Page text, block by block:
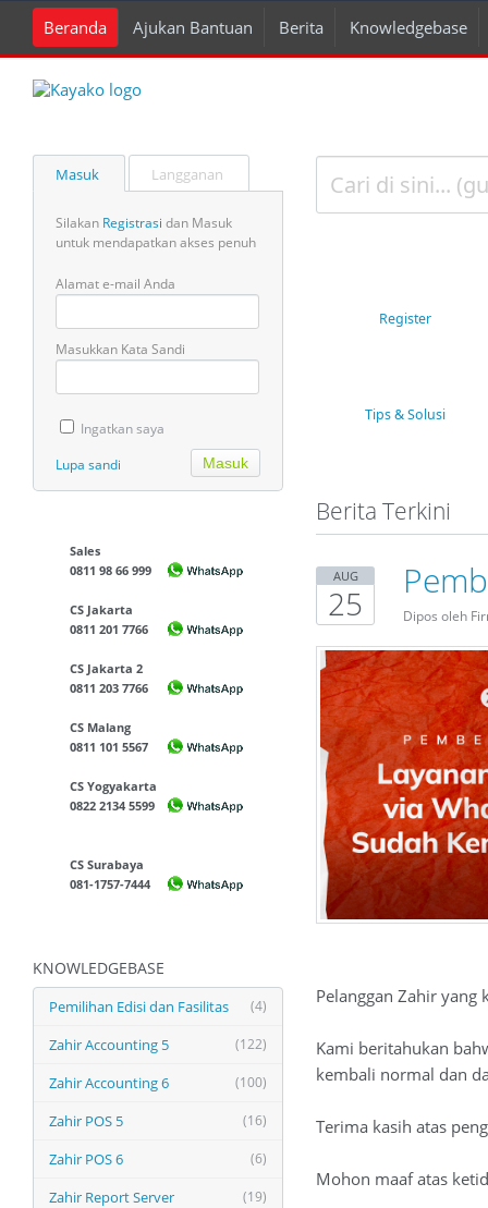
Beranda Ajukan Bantuan Berita Knowledgebase
Masuk Langganan
Silakan Registrasi dan Masuk
untuk mendapatkan akses penuh
Alamat e-mail Anda
Masukkan Kata Sandi
Ingatkan saya
Lupa sandi
Sales
0811 98 66 999
CS Jakarta
0811 201 7766
CS Jakarta 2
0811 203 7766
CS Malang
0811 101 5567
CS Yogyakarta
0822 2134 5599
CS Surabaya
081-1757-7444
KNOWLEDGEBASE
(4)
Pemilihan Edisi dan Fasilitas
(122)
Zahir Accounting 5
(100)
Zahir Accounting 6
(16)
Zahir POS 5
(6)
Zahir POS 6
(19)
Zahir Report Server
Register
Tips & Solusi
Berita Terkini
AUG
25 Dipos oleh
Pelanggan Zahir yang
Kami beritahukan
kembali normal dan
Terima kasih atas
Mohon maaf atas